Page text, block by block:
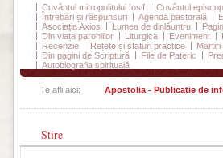
Cuvântul mitropolitului Iosif Cuvântul
Întrebări și răspunsuri
Agenda pastorală
Asociația Axios
Lumea de dinlăuntru
Din viața parohiilor
Liturgica Eveniment
Recenzie
Rețete și sfaturi practice Martiri
Din pagini de Scriptură
File de Pateric
Autobiografia spirituală
Te afli aici: Apostolia - Publicatie de
Stire